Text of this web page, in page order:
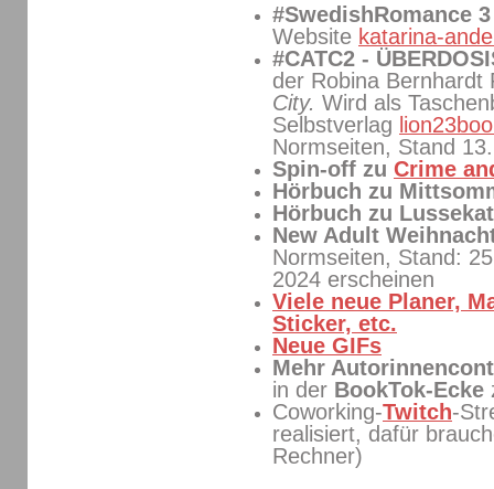
#SwedishRomance
Website katarina-
#CATC2 -
der Robina Bernhardt
City. Wird als
Selbstverlag
Normseiten, Stand
Spin-off zu Crime
Hörbuch zu
Hörbuch zu
New Adult
Normseiten, Stand:
2024 erscheinen
Viele neue Planer,
Sticker, etc.
Neue GIFs
Mehr
in der BookTok-Ecke
Coworking-Twitch-
realisiert, dafür
Rechner)